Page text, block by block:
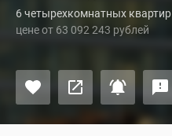
6 четырехкомнатных квартир
цене от 63 092 243 рублей